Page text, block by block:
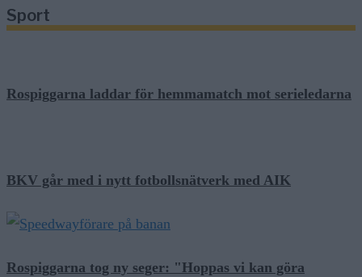
Sport
Rospiggarna laddar för hemmamatch mot serieledarna
BKV går med i nytt fotbollsnätverk med AIK
Rospiggarna tog ny seger: "Hoppas vi kan göra